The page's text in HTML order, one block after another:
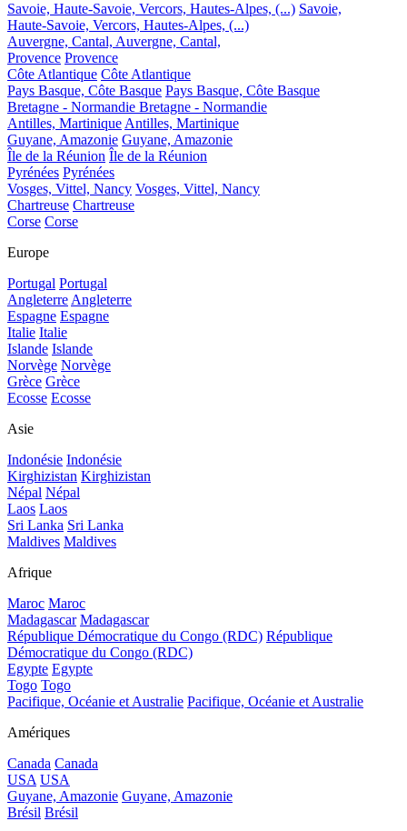
Savoie, Haute-Savoie, Vercors, Hautes-Alpes, (...) Savoie,
Haute-Savoie, Vercors, Hautes-Alpes, (...)
Auvergne, Cantal, Auvergne, Cantal,
Provence Provence
Côte Atlantique Côte Atlantique
Pays Basque, Côte Basque Pays Basque, Côte Basque
Bretagne - Normandie Bretagne - Normandie
Antilles, MartiniqueAntilles, Martinique
Guyane, Amazonie Guyane, Amazonie
Île de la Réunion Île de la Réunion
Pyrénées Pyrénées
Vosges, Vittel, Nancy Vosges, Vittel, Nancy
Chartreuse Chartreuse
Corse Corse
Europe
Portugal Portugal
AngleterreAngleterre
Espagne Espagne
Italie Italie
Islande Islande
Norvège Norvège
Grèce Grèce
Ecosse Ecosse
Asie
Indonésie Indonésie
Kirghizistan Kirghizistan
Népal Népal
Laos Laos
Sri Lanka Sri Lanka
Maldives Maldives
Afrique
Maroc Maroc
Madagascar Madagascar
République Démocratique du Congo (RDC) République
Démocratique du Congo (RDC)
Egypte Egypte
Togo Togo
Pacifique, Océanie et Australie Pacifique, Océanie et Australie
Amériques
Canada Canada
USA USA
Guyane, Amazonie Guyane, Amazonie
Brésil Brésil